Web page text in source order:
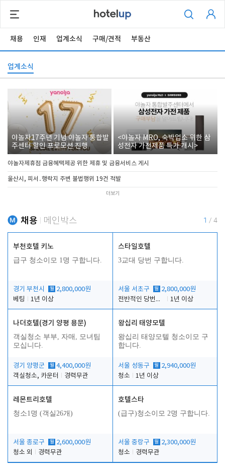
채용 인재 업계소식 구매/견적 부동산
업계소식
야놀자17주년 기념 야놀자 통합발
주센터 할인 프로모션 진행
<야놀자 MRO, 숙박업소 위한 삼
성전자 가전제품 특가 개시>
야놀자제휴점 금융혜택제공 위한 제휴 및 금융서비스 게시
울산시, 피서․행락지 주변 불법행위 19건 적발
더보기
채용 메인박스 1 / 4
부천호텔 키노
급구 청소이모 1명 구합니다.
경기 부천시 월 2,800,000원
베팅
1년 이상
스타일호텔
3교대 당번 구합니다.
서울 서초구 월 2,800,000원
전반적인 당번업무
1년 이상
나더호텔(경기 양평 용문)
객실청소 부부, 자매, 모녀팀
모십니다.
경기 양평군 월 4,400,000원
객실청소, 카운터
경력무관
왕십리 태양모텔
왕십리 태양모텔 청소이모 구
합니다.
서울 성동구 월 2,940,000원
청소
1년 이상
레몬트리호텔
청소1명 (객실26개)
서울 종로구 월 2,600,000원
청소 외
경력무관
호텔스타
(급구)청소이모 2명 구합니다.
서울 중랑구 월 2,300,000원
청소
경력무관